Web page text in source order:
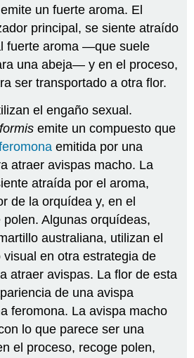
un fuerte aroma. El
principal, se siente atraído
fuerte aroma —que suele
una abeja— y en el proceso,
ser transportado a otra flor.
el engaño sexual.
emite un compuesto que
emitida por una
atraer avispas macho. La
atraída por el aroma,
de la orquídea y, en el
Algunas orquídeas,
australiana, utilizan el
en otra estrategia de
atraer avispas. La flor de esta
de una avispa
feromona. La avispa macho
lo que parece ser una
el proceso, recoge polen,